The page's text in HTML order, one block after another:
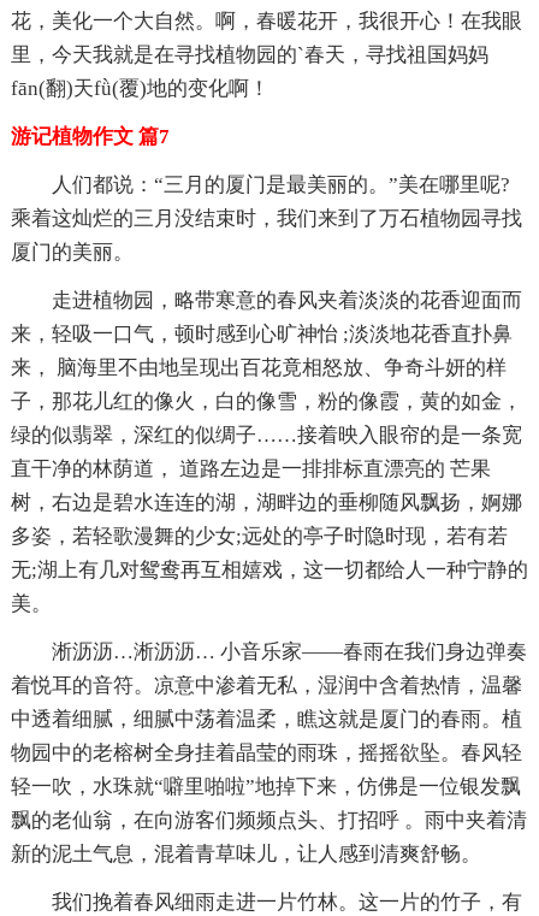
花，美化一个大自然。啊，春暖花开，我很开心！在我眼
里，今天我就是在寻找植物园的`春天，寻找祖国妈妈
fān(翻)天fǜ(覆)地的变化啊！
游记植物作文 篇7
人们都说：“三月的厦门是最美丽的。”美在哪里呢?
乘着这灿烂的三月没结束时，我们来到了万石植物园寻找
厦门的美丽。
走进植物园，略带寒意的春风夹着淡淡的花香迎面而
来，轻吸一口气，顿时感到心旷神怡 ;淡淡地花香直扑鼻
来， 脑海里不由地呈现出百花竟相怒放、争奇斗妍的样
子，那花儿红的像火，白的像雪，粉的像霞，黄的如金，
绿的似翡翠，深红的似绸子……接着映入眼帘的是一条宽
直干净的林荫道， 道路左边是一排排标直漂亮的 芒果
树，右边是碧水连连的湖，湖畔边的垂柳随风飘扬，婀娜
多姿，若轻歌漫舞的少女;远处的亭子时隐时现，若有若
无;湖上有几对鸳鸯再互相嬉戏，这一切都给人一种宁静的
美。
淅沥沥…淅沥沥… 小音乐家——春雨在我们身边弹奏
着悦耳的音符。凉意中渗着无私，湿润中含着热情，温馨
中透着细腻，细腻中荡着温柔，瞧这就是厦门的春雨。植
物园中的老榕树全身挂着晶莹的雨珠，摇摇欲坠。春风轻
轻一吹，水珠就“噼里啪啦”地掉下来，仿佛是一位银发飘
飘的老仙翁，在向游客们频频点头、打招呼 。雨中夹着清
新的泥土气息，混着青草味儿，让人感到清爽舒畅。
我们挽着春风细雨走进一片竹林。这一片的竹子，有